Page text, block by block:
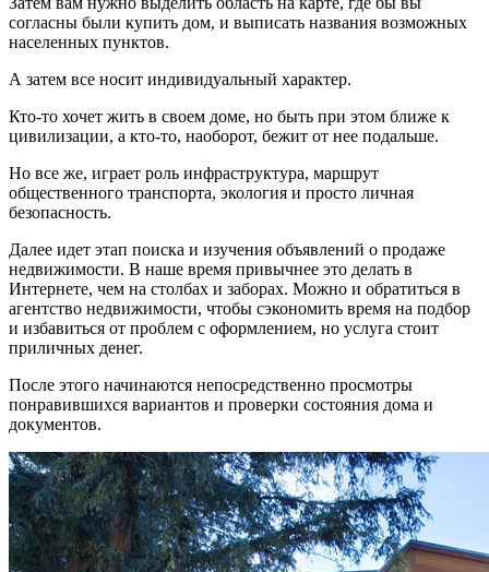
согласны были купить дом, и выписать названия возможных
населенных пунктов.
А затем все носит индивидуальный характер.
Кто-то хочет жить в своем доме, но быть при этом ближе к
цивилизации, а кто-то, наоборот, бежит от нее подальше.
Но все же, играет роль инфраструктура, маршрут
общественного транспорта, экология и просто личная
безопасность.
Далее идет этап поиска и изучения объявлений о продаже
недвижимости. В наше время привычнее это делать в
Интернете, чем на столбах и заборах. Можно и обратиться в
агентство недвижимости, чтобы сэкономить время на подбор
и избавиться от проблем с оформлением, но услуга стоит
приличных денег.
После этого начинаются непосредственно просмотры
понравившихся вариантов и проверки состояния дома и
документов.